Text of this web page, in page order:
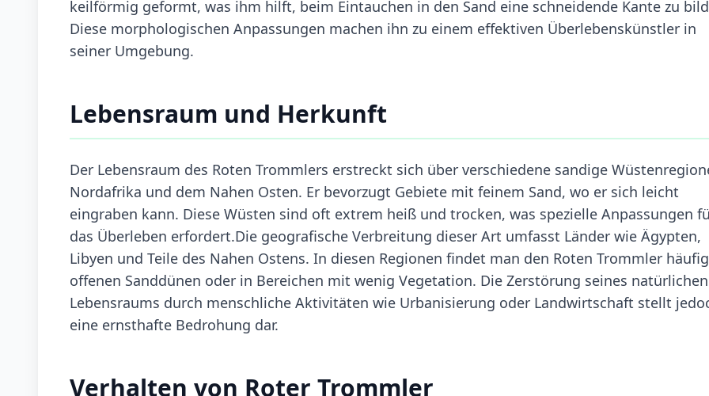
keilförmig geformt, was ihm hilft, beim Eintauchen in den Sand eine schneidende Kante zu
Diese morphologischen Anpassungen machen ihn zu einem effektiven Überlebenskünstler in
seiner Umgebung.
Lebensraum und Herkunft
Der Lebensraum des Roten Trommlers erstreckt sich über verschiedene sandige
Nordafrika und dem Nahen Osten. Er bevorzugt Gebiete mit feinem Sand, wo er sich leicht
eingraben kann. Diese Wüsten sind oft extrem heiß und trocken, was spezielle Anpassungen
das Überleben erfordert.Die geografische Verbreitung dieser Art umfasst Länder wie Ägypten,
Libyen und Teile des Nahen Ostens. In diesen Regionen findet man den Roten Trommler
offenen Sanddünen oder in Bereichen mit wenig Vegetation. Die Zerstörung seines natürlichen
Lebensraums durch menschliche Aktivitäten wie Urbanisierung oder Landwirtschaft stellt
eine ernsthafte Bedrohung dar.
Verhalten von Roter Trommler